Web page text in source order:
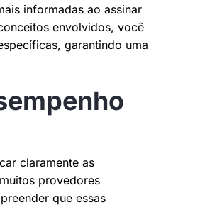
informadas ao assinar
envolvidos, você
garantindo uma
claramente as
provedores
que essas